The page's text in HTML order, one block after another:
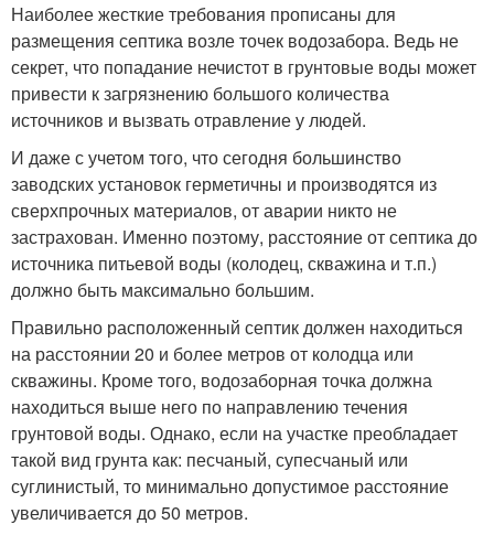
Наиболее жесткие требования прописаны для
размещения септика возле точек водозабора. Ведь не
секрет, что попадание нечистот в грунтовые воды может
привести к загрязнению большого количества
источников и вызвать отравление у людей.
И даже с учетом того, что сегодня большинство
заводских установок герметичны и производятся из
сверхпрочных материалов, от аварии никто не
застрахован. Именно поэтому, расстояние от септика до
источника питьевой воды (колодец, скважина и т.п.)
должно быть максимально большим.
Правильно расположенный септик должен находиться
на расстоянии 20 и более метров от колодца или
скважины. Кроме того, водозаборная точка должна
находиться выше него по направлению течения
грунтовой воды. Однако, если на участке преобладает
такой вид грунта как: песчаный, супесчаный или
суглинистый, то минимально допустимое расстояние
увеличивается до 50 метров.